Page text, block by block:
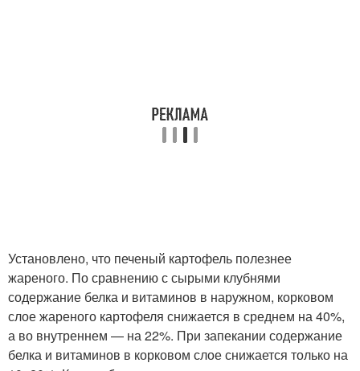
Установлено, что печеный картофель полезнее
жареного. По сравнению с сырыми клубнями
содержание белка и витаминов в наружном, корковом
слое жареного картофеля снижается в среднем на 40%,
а во внутреннем — на 22%. При запекании содержание
белка и витаминов в корковом слое снижается только на